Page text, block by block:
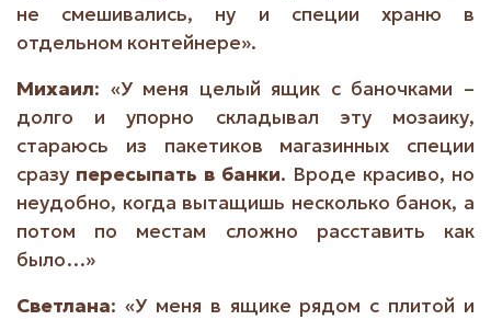
не смешивались, ну и специи храню в
отдельном контейнере».
Михаил: «У меня целый ящик с баночками –
долго и упорно складывал эту мозаику,
стараюсь из пакетиков магазинных специи
сразу пересыпать в банки. Вроде красиво, но
неудобно, когда вытащишь несколько банок, а
потом по местам сложно расставить как
было…»
Светлана: «У меня в ящике рядом с плитой и